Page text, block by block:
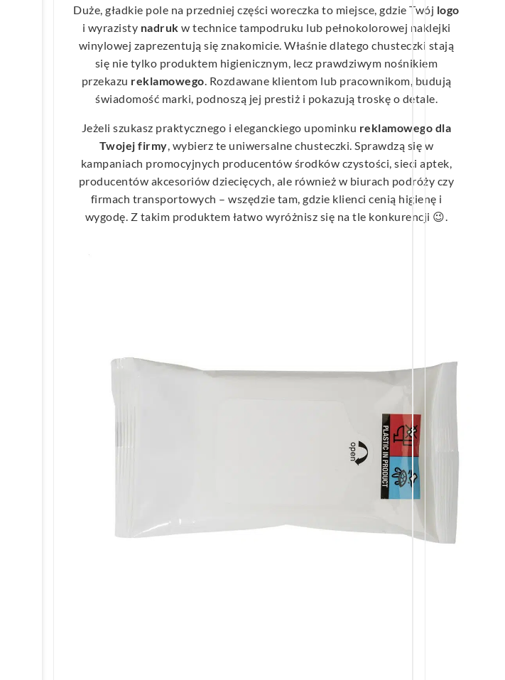
Duże, gładkie pole na przedniej części woreczka to miejsce, gdzie Twój logo
i wyrazisty nadruk w technice tampodruku lub pełnokolorowej naklejki
winylowej zaprezentują się znakomicie. Właśnie dlatego chusteczki stają
się nie tylko produktem higienicznym, lecz prawdziwym nośnikiem
przekazu reklamowego. Rozdawane klientom lub pracownikom, budują
świadomość marki, podnoszą jej prestiż i pokazują troskę o detale.
Jeżeli szukasz praktycznego i eleganckiego upominku reklamowego dla
Twojej firmy, wybierz te uniwersalne chusteczki. Sprawdzą się w
kampaniach promocyjnych producentów środków czystości, sieci aptek,
producentów akcesoriów dziecięcych, ale również w biurach podróży czy
firmach transportowych – wszędzie tam, gdzie klienci cenią higienę i
wygodę. Z takim produktem łatwo wyróżnisz się na tle konkurencji 😉.